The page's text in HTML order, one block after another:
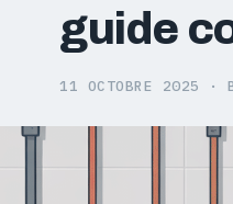
guide
11 OCTOBRE 2025 ·